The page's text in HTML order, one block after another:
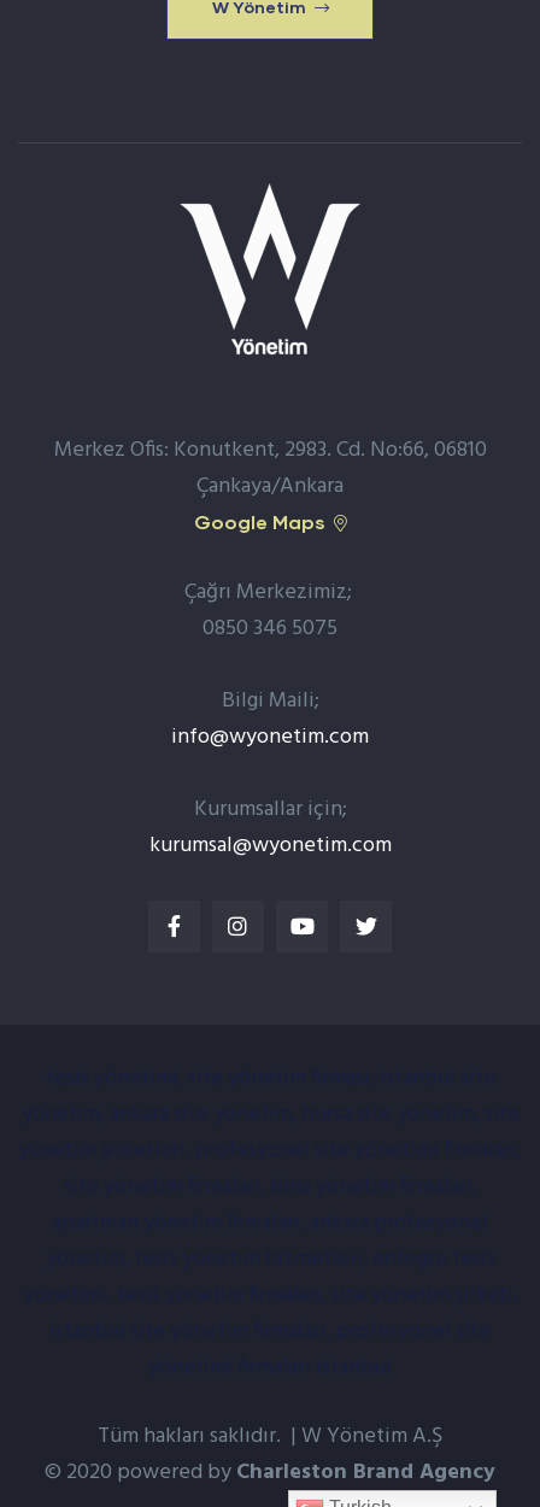
W Yönetim
Merkez Ofis: Konutkent, 2983. Cd. No:66, 06810
Çankaya/Ankara
Google Maps
Çağrı Merkezimiz;
0850 346 5075
Bilgi Maili;
info@wyonetim.com
Kurumsallar için;
kurumsal@wyonetim.com
Tüm hakları saklıdır. | W Yönetim A.Ş
© 2020 powered byCharleston Brand Agency